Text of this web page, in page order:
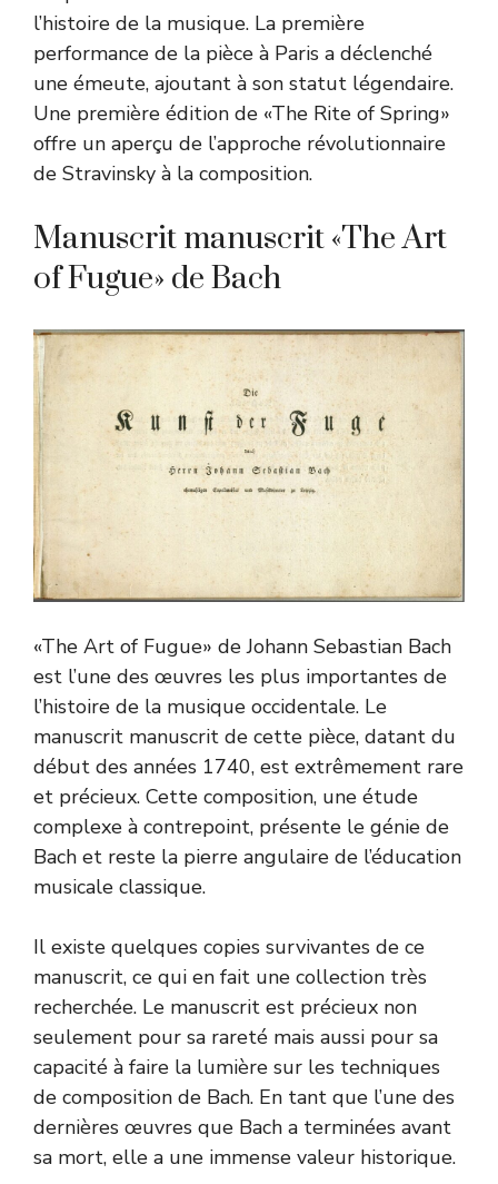
l’histoire de la musique. La première
performance de la pièce à Paris a déclenché
une émeute, ajoutant à son statut légendaire.
Une première édition de «The Rite of Spring»
offre un aperçu de l’approche révolutionnaire
de Stravinsky à la composition.
Manuscrit manuscrit «The Art
of Fugue» de Bach
«The Art of Fugue» de Johann Sebastian Bach
est l’une des œuvres les plus importantes de
l’histoire de la musique occidentale. Le
manuscrit manuscrit de cette pièce, datant du
début des années 1740, est extrêmement rare
et précieux. Cette composition, une étude
complexe à contrepoint, présente le génie de
Bach et reste la pierre angulaire de l’éducation
musicale classique.
Il existe quelques copies survivantes de ce
manuscrit, ce qui en fait une collection très
recherchée. Le manuscrit est précieux non
seulement pour sa rareté mais aussi pour sa
capacité à faire la lumière sur les techniques
de composition de Bach. En tant que l’une des
dernières œuvres que Bach a terminées avant
sa mort, elle a une immense valeur historique.